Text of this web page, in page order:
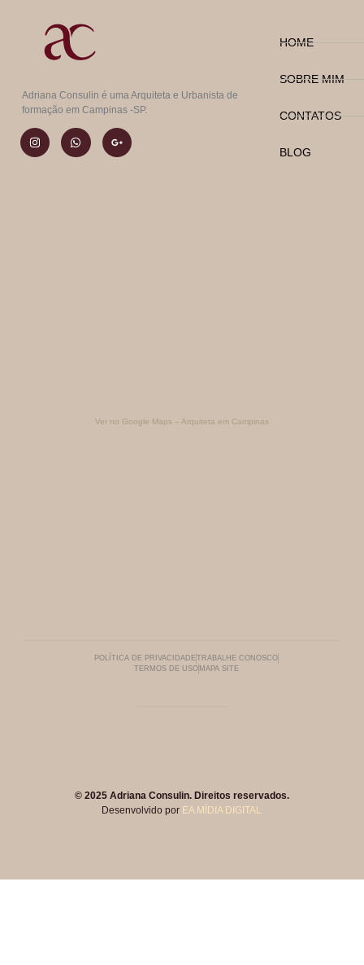
Adriana Consulin é uma Arquiteta e Urbanista de
formação em Campinas -SP.
HOME
SOBRE MIM
CONTATOS
BLOG
Ver no Google Maps – Arquiteta em Campinas
POLÍTICA DE PRIVACIDADE TRABALHE CONOSCO
TERMOS DE USO MAPA SITE
© 2025 Adriana Consulin. Direitos reservados.
Desenvolvido por EA MÍDIA DIGITAL